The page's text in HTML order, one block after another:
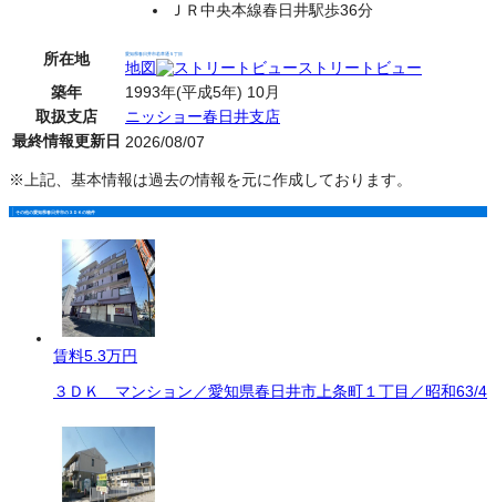
ＪＲ中央本線春日井駅歩36分
所在地 愛知県春日井市若草通５丁目
地図
ストリートビュー
築年
1993年(平成5年) 10月
取扱支店
ニッショー春日井支店
最終情報更新日 2026/08/07
※上記、基本情報は過去の情報を元に作成しております。
その他の愛知県春日井市の３ＤＫの物件
賃料5.3万円
３ＤＫ マンション／愛知県春日井市上条町１丁目／昭和63/4